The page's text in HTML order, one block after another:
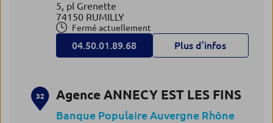
5, pl Grenette
74150 RUMILLY
Fermé actuellement
04.50.01.89.68 Plus d’infos
32 Agence ANNECY EST LES FINS
Banque Populaire Auvergne Rhône